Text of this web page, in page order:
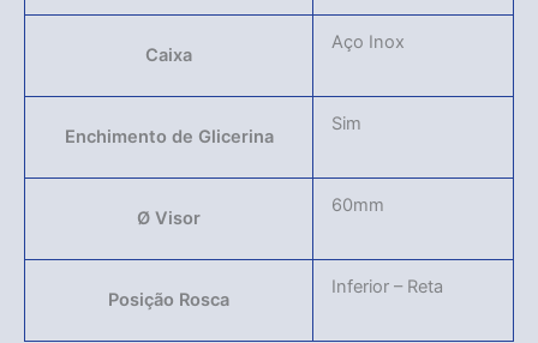
Caixa
Aço Inox
Enchimento de Glicerina
Sim
Ø Visor
60mm
Posição Rosca
Inferior – Reta